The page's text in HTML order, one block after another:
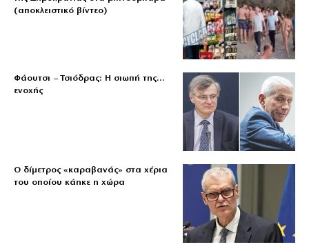
(αποκλειστικό βίντεο)
Φάουτσι – Τσιόδρας: Η σιωπή της…
ενοχής
Ο δίμετρος «καραβανάς» στα χέρια
του οποίου κάηκε η χώρα